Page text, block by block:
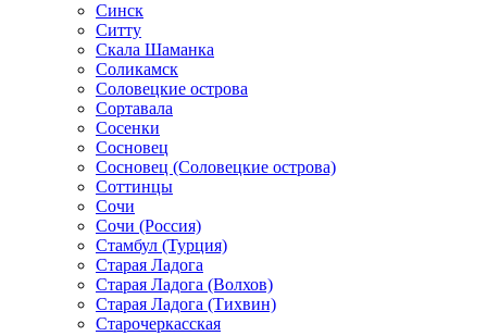
Синск
Ситту
Скала Шаманка
Соликамск
Соловецкие острова
Сортавала
Сосенки
Сосновец
Сосновец (Соловецкие острова)
Соттинцы
Сочи
Сочи (Россия)
Стамбул (Турция)
Старая Ладога
Старая Ладога (Волхов)
Старая Ладога (Тихвин)
Старочеркасская